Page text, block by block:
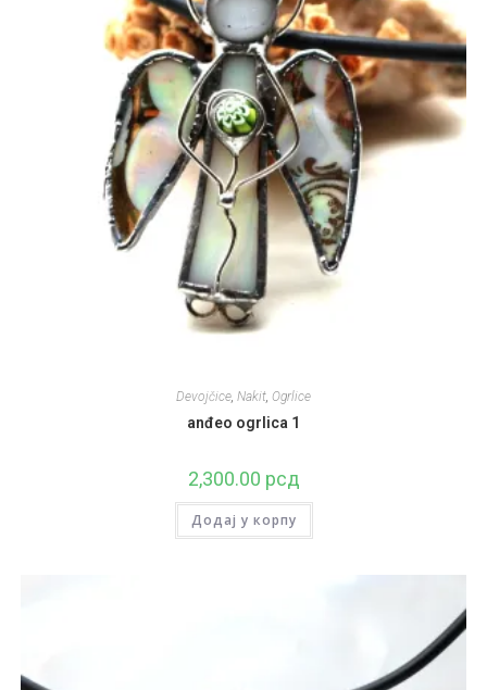
Devojčice, Nakit, Ogrlice
anđeo ogrlica 1
2,300.00 рсд
Додај у корпу